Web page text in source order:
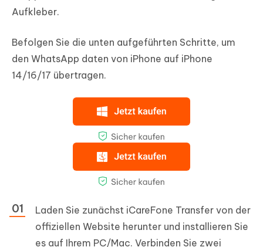
Aufkleber.
Befolgen Sie die unten aufgeführten Schritte, um
den WhatsApp daten von iPhone auf iPhone
14/16/17 übertragen.
Laden Sie zunächst iCareFone Transfer von der
offiziellen Website herunter und installieren Sie
es auf Ihrem PC/Mac. Verbinden Sie zwei